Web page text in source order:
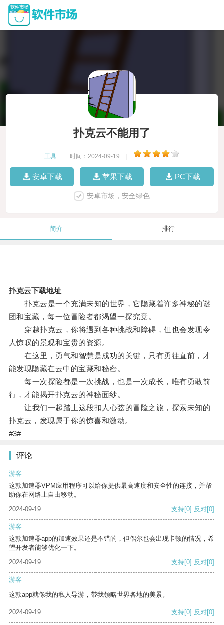
扑克云不能用了
工具 时间：2024-09-19
安卓下载 苹果下载 PC下载
安卓市场，安全绿色
简介 排行
扑克云下载地址
扑克云是一个充满未知的世界，它隐藏着许多神秘的谜
团和宝藏，每一位冒险者都渴望一探究竟。
穿越扑克云，你将遇到各种挑战和障碍，但也会发现令
人惊叹的景观和宝贵的资源。
在这里，勇气和智慧是成功的关键，只有勇往直前，才
能发现隐藏在云中的宝藏和秘密。
每一次探险都是一次挑战，也是一次成长，唯有勇敢前
行，才能揭开扑克云的神秘面纱。
让我们一起踏上这段扣人心弦的冒险之旅，探索未知的
扑克云，发现属于你的惊喜和激动。
#3#
评论
游客
这款加速器VPM应用程序可以给你提供最高速度和安全性的连接，并帮
助你在网络上自由移动。
2024-09-19
支持[0] 反对[0]
游客
这款加速器app的加速效果还是不错的，但偶尔也会出现卡顿的情况，希
望开发者能够优化一下。
2024-09-19
支持[0] 反对[0]
游客
这款app就像我的私人导游，带我领略世界各地的美景。
2024-09-19 支持[0] 反对[0]